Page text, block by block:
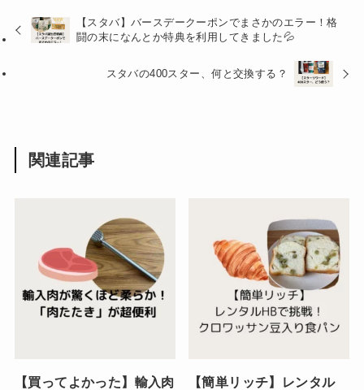
【スタバ】バースデークーポンでまさかのエラー！格
闘の末になんとか特典を利用してきました💦
スタバの400スター、何と交換する？
関連記事
【買ってよかった】輸入肉 【簡単リッチ】レンタル